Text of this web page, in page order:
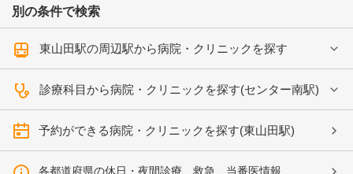
別の条件で検索
東山田駅の周辺駅から病院・クリニックを探す
診療科目から病院・クリニックを探す(センター南駅)
予約ができる病院・クリニックを探す(東山田駅)
各都道府県の休日・夜間診療、救急、当番医情報